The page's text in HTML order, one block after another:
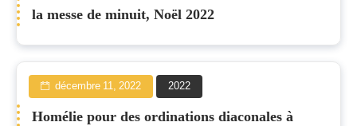
la messe de minuit, Noël 2022
décembre 11, 2022 2022
Homélie pour des ordinations diaconales à